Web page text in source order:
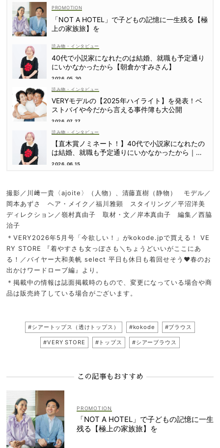
「NOT A HOTEL」で子どもの記憶に一生残る【極
上の家族旅】を
読み物・インタビュー
40代で小説家になれたのは結婚、就職も予定通り
にいかなかったから【朝倉かすみさん】
2026.05.30
読み物・インタビュー
VERYモデルの【2025年ハイライト】を発表！ベ
ストバイや今だから言える事件簿も大公開
2026.07.27
読み物・インタビュー
【直木賞ノミネート！】40代で小説家になれたの
は結婚、就職も予定通りにいかなかったから｜朝
倉かすみさん
2026.06.15
撮影／川﨑一貴〈ajoite〉（人物）、清藤直樹（静物） モデル／
岡本あずさ ヘア・メイク／福川雅顕 スタイリング／平沼洋美
ディレクション／嶺村真由子 取材・文／岸本真由子 編集／西脇
治子
＊VERY2026年5月号「今欲しい！」がkokode.jpで買える！ VE
RY STORE 『着やすさも女っぽさも＼ちょうどいいがここにあ
る！／バイヤー大和美帆 select 平日も休日も着回せそう♥春のお
出かけワードローブ編』より。
＊掲載中の情報は誌面掲載時のもので、変更になっている場合や商
品は販売終了している場合がございます。
#シアートップス（透けトップス） #kokode #ブラウス
#VERY STORE #トップス #シアーブラウス
この記事もおすすめ
「NOT A HOTEL」で子どもの記憶に一生
残る【極上の家族旅】を